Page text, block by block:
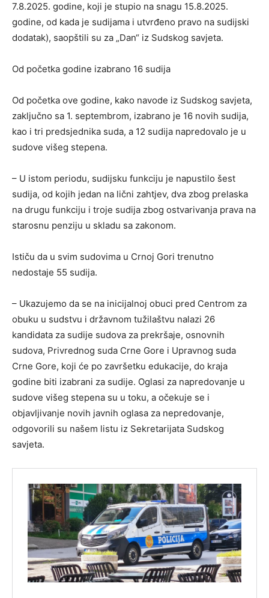
7.8.2025. godine, koji je stupio na snagu 15.8.2025.
godine, od kada je sudijama i utvrđeno pravo na sudijski
dodatak), saopštili su za „Dan“ iz Sudskog savjeta.
Od početka godine izabrano 16 sudija
Od početka ove godine, kako navode iz Sudskog savjeta,
zaključno sa 1. septembrom, izabrano je 16 novih sudija,
kao i tri predsjednika suda, a 12 sudija napredovalo je u
sudove višeg stepena.
– U istom periodu, sudijsku funkciju je napustilo šest
sudija, od kojih jedan na lični zahtjev, dva zbog prelaska
na drugu funkciju i troje sudija zbog ostvarivanja prava na
starosnu penziju u skladu sa zakonom.
Ističu da u svim sudovima u Crnoj Gori trenutno
nedostaje 55 sudija.
– Ukazujemo da se na inicijalnoj obuci pred Centrom za
obuku u sudstvu i državnom tužilaštvu nalazi 26
kandidata za sudije sudova za prekršaje, osnovnih
sudova, Privrednog suda Crne Gore i Upravnog suda
Crne Gore, koji će po završetku edukacije, do kraja
godine biti izabrani za sudije. Oglasi za napredovanje u
sudove višeg stepena su u toku, a očekuje se i
objavljivanje novih javnih oglasa za nepredovanje,
odgovorili su našem listu iz Sekretarijata Sudskog
savjeta.